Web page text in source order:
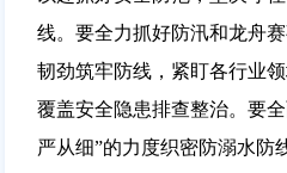
线。要全力抓好防汛和龙舟
韧劲筑牢防线，紧盯各行业
覆盖安全隐患排查整治。要
严从细”的力度织密防溺水防